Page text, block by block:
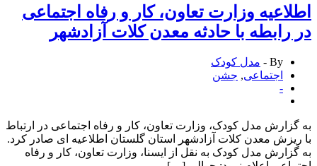
وزارت تعاون، کار و رفاه اجتماعی
با حادثه معدن کلات آزادشهر
By -
مدل کودک
اجتماعی,جشن
مدل کودک، وزارت تعاون، کار و رفاه اجتماعی در ارتباط
معدن کلات آزادشهر استان گلستان اطلاعیه ای صادر کرد.
مدل کودک به نقل از ایسنا، وزارت تعاون، کار و رفاه